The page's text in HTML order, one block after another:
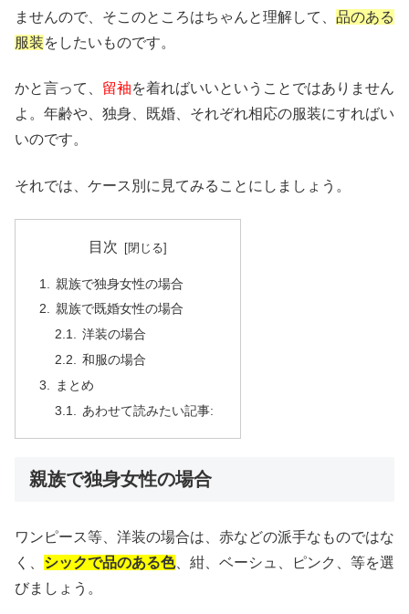
ませんので、そこのところはちゃんと理解して、 品のある
服装をしたいものです。
かと言って、 留袖を着ればいいということではありません
よ。年齢や、独身、既婚、それぞれ相応の服装にすればい
いのです。
それでは、ケース別に見てみることにしましょう。
目次
親族で独身女性の場合
親族で既婚女性の場合
洋装の場合
和服の場合
まとめ
あわせて読みたい記事:
親族で独身女性の場合
ワンピース等、洋装の場合は、赤などの派手なものではな
く、 シックで品のある色、紺、ベーシュ、ピンク、等を選
びましょう。